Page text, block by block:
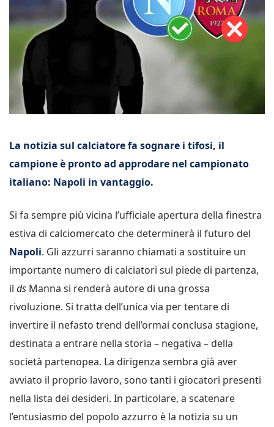
La notizia sul calciatore fa sognare i tifosi, il
campione è pronto ad approdare nel campionato
italiano: Napoli in vantaggio.
Si fa sempre più vicina l’ufficiale apertura della finestra
estiva di calciomercato che determinerà il futuro del
Napoli. Gli azzurri saranno chiamati a sostituire un
importante numero di calciatori sul piede di partenza,
il ds Manna si renderà autore di una grossa
rivoluzione. Si tratta dell’unica via per tentare di
invertire il nefasto trend dell’ormai conclusa stagione,
destinata a entrare nella storia – negativa – della
società partenopea. La dirigenza sembra già aver
avviato il proprio lavoro, sono tanti i giocatori presenti
nella lista dei desideri. In particolare, a scatenare
l’entusiasmo del popolo azzurro è la notizia su un